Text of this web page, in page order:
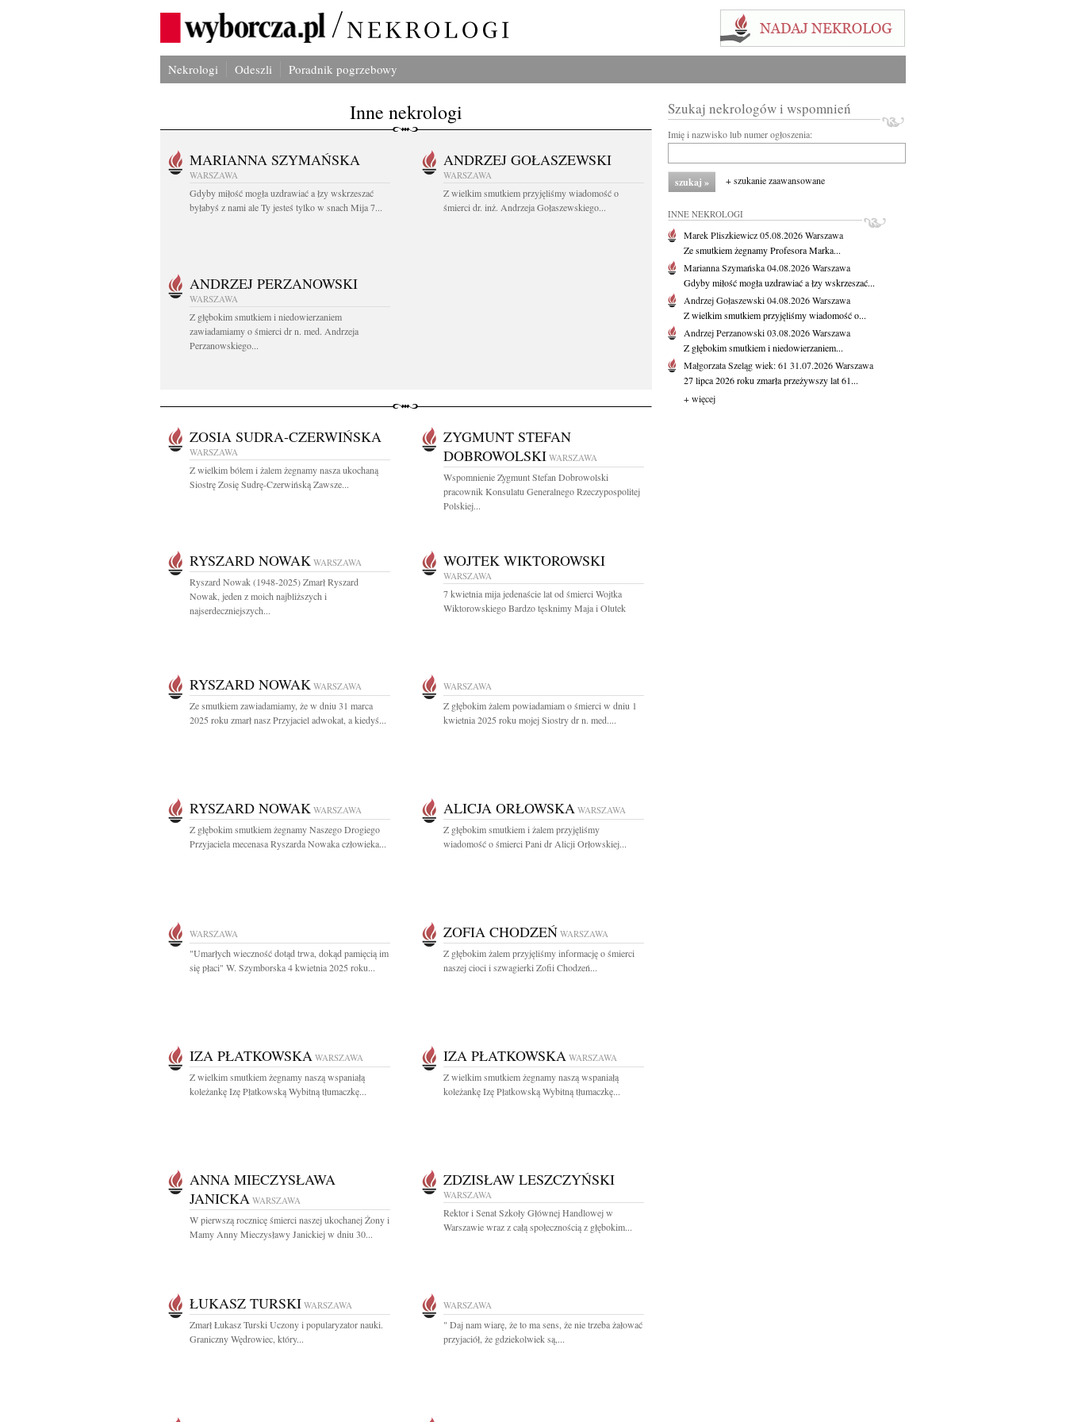
Nekrologi Odeszli Poradnik pogrzebowy
Inne nekrologi
MARIANNA SZYMAŃSKA
WARSZAWA
Gdyby miłość mogła uzdrawiać a łzy wskrzeszać
byłabyś z nami ale Ty jesteś tylko w snach Mija 7...
ANDRZEJ GOŁASZEWSKI
WARSZAWA
Z wielkim smutkiem przyjęliśmy wiadomość o
śmierci dr. inż. Andrzeja Gołaszewskiego...
ANDRZEJ PERZANOWSKI
WARSZAWA
Z głębokim smutkiem i niedowierzaniem
zawiadamiamy o śmierci dr n. med. Andrzeja
Perzanowskiego...
ZOSIA SUDRA-CZERWIŃSKA
WARSZAWA
Z wielkim bólem i żalem żegnamy nasza ukochaną
Siostrę Zosię Sudrę-Czerwińską Zawsze...
ZYGMUNT STEFAN
DOBROWOLSKI WARSZAWA
Wspomnienie Zygmunt Stefan Dobrowolski
pracownik Konsulatu Generalnego Rzeczypospolitej
Polskiej...
RYSZARD NOWAK WARSZAWA
Ryszard Nowak (1948-2025) Zmarł Ryszard
Nowak, jeden z moich najbliższych i
najserdeczniejszych...
WOJTEK WIKTOROWSKI
WARSZAWA
7 kwietnia mija jedenaście lat od śmierci Wojtka
Wiktorowskiego Bardzo tęsknimy Maja i Olutek
RYSZARD NOWAK WARSZAWA
Ze smutkiem zawiadamiamy, że w dniu 31 marca
2025 roku zmarł nasz Przyjaciel adwokat, a kiedyś...
WARSZAWA
Z głębokim żalem powiadamiam o śmierci w dniu 1
kwietnia 2025 roku mojej Siostry dr n. med....
RYSZARD NOWAK WARSZAWA
Z głębokim smutkiem żegnamy Naszego Drogiego
Przyjaciela mecenasa Ryszarda Nowaka człowieka...
ALICJA ORŁOWSKA WARSZAWA
Z głębokim smutkiem i żalem przyjęliśmy
wiadomość o śmierci Pani dr Alicji Orłowskiej...
WARSZAWA
"Umarłych wieczność dotąd trwa, dokąd pamięcią im
się płaci" W. Szymborska 4 kwietnia 2025 roku...
ZOFIA CHODZEŃ WARSZAWA
Z głębokim żalem przyjęliśmy informację o śmierci
naszej cioci i szwagierki Zofii Chodzeń...
IZA PŁATKOWSKA WARSZAWA
Z wielkim smutkiem żegnamy naszą wspaniałą
koleżankę Izę Płatkowską Wybitną tłumaczkę...
IZA PŁATKOWSKA WARSZAWA
Z wielkim smutkiem żegnamy naszą wspaniałą
koleżankę Izę Płatkowską Wybitną tłumaczkę...
ANNA MIECZYSŁAWA
JANICKA WARSZAWA
W pierwszą rocznicę śmierci naszej ukochanej Żony i
Mamy Anny Mieczysławy Janickiej w dniu 30...
ZDZISŁAW LESZCZYŃSKI
WARSZAWA
Rektor i Senat Szkoły Głównej Handlowej w
Warszawie wraz z całą społecznością z głębokim...
ŁUKASZ TURSKI WARSZAWA
Zmarł Łukasz Turski Uczony i popularyzator nauki.
Graniczny Wędrowiec, który...
WARSZAWA
" Daj nam wiarę, że to ma sens, że nie trzeba żałować
przyjaciół, że gdziekolwiek są,...
Szukaj nekrologów i wspomnień
Imię i nazwisko lub numer ogłoszenia:
+ szukanie zaawansowane
INNE NEKROLOGI
Marek Pliszkiewicz05.08.2026Warszawa
Ze smutkiem żegnamy Profesora Marka...
Marianna Szymańska04.08.2026Warszawa
Gdyby miłość mogła uzdrawiać a łzy wskrzeszać...
Andrzej Gołaszewski04.08.2026Warszawa
Z wielkim smutkiem przyjęliśmy wiadomość o...
Andrzej Perzanowski03.08.2026Warszawa
Z głębokim smutkiem i niedowierzaniem...
Małgorzata Szelągwiek: 61 31.07.2026Warszawa
27 lipca 2026 roku zmarła przeżywszy lat 61...
+ więcej